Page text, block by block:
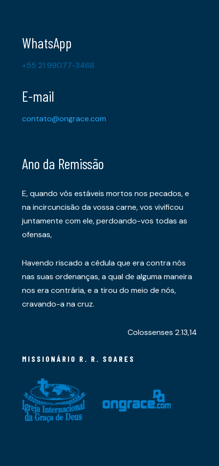
WhatsApp
+55 21 99077-3468
E-mail
contato@ongrace.com
Ano da Remissão
E, quando vós estáveis mortos nos pecados, e
na incircuncisão da vossa carne, vos vivificou
juntamente com ele, perdoando-vos todas as
ofensas,
Havendo riscado a cédula que era contra nós
nas suas ordenanças, a qual de alguma maneira
nos era contrária, e a tirou do meio de nós,
cravando-a na cruz.
Colossenses 2.13,14
MISSIONÁRIO R. R. SOARES